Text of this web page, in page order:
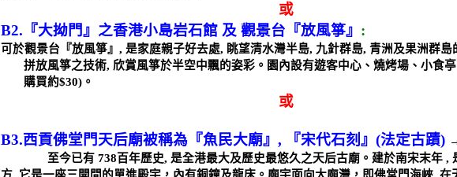
或
B2. 『大拗門』之香港小島岩石館 及 觀景台『放風箏』 :
可於觀景台『放風箏』 , 是家庭親子好去處, 眺望清水灣半島, 九針群島, 青洲及果洲群島
拼放風箏之技術, 欣賞風箏於半空中飄的姿彩。園內設有遊客中心、燒烤場、小食
購買約$30) 。
或
B3.西貢佛堂門天后廟被稱為『魚民大廟』 , 『宋代石刻』 (法定古蹟)
至今已有738百年歷史, 是全港最大及歷史最悠久之天后古廟。建於南宋末年,